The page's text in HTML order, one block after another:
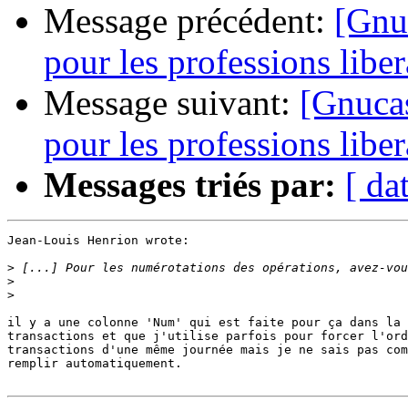
Message précédent:
pour les professions
Message suivant:
pour les professions
Messages triés par: [
Jean-Louis Henrion wrote:
>
>
>
il y a une colonne 'Num' qui est faite pour ça dans
transactions et que j'utilise parfois pour forcer
transactions d'une même journée mais je ne sais pas
remplir automatiquement.